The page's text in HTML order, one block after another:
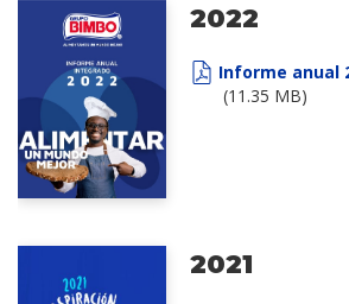
2022
Informe anual
(11.35 MB)
2021